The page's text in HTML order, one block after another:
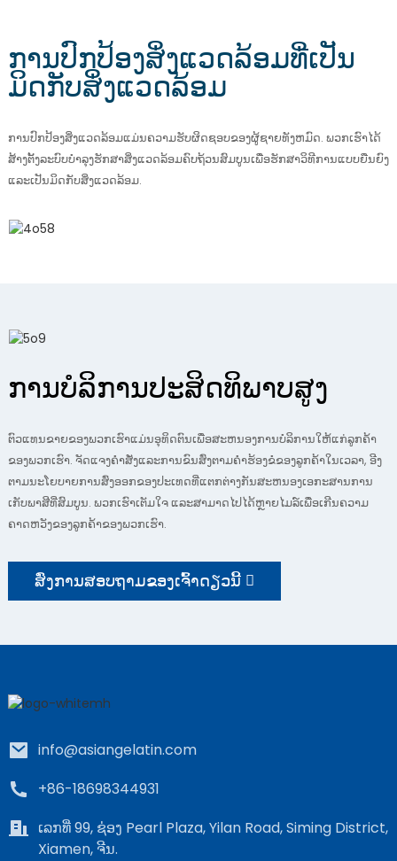
ການປົກປ້ອງສິ່ງແວດລ້ອມທີ່ເປັນ
ມິດກັບສິ່ງແວດລ້ອມ
ການປົກປ້ອງສິ່ງແວດລ້ອມແມ່ນຄວາມຮັບຜິດຊອບຂອງຜູ້ຊາຍທັງຫມົດ. ພວກ​ເຮົາ​ໄດ້​
ສ້າງ​ຕັ້ງ​ລະ​ບົບ​ບໍາ​ລຸງ​ຮັກ​ສາ​ສິ່ງ​ແວດ​ລ້ອມ​ຄົບ​ຖ້ວນ​ສົມ​ບູນ​ເພື່ອ​ຮັກ​ສາ​ວິ​ທີ​ການ​ແບບ​ຍືນ​ຍົງ​
ແລະ​ເປັນ​ມິດ​ກັບ​ສິ່ງ​ແວດ​ລ້ອມ.
ການບໍລິການປະສິດທິພາບສູງ
ຕົວແທນຂາຍຂອງພວກເຮົາແມ່ນອຸທິດຕົນເພື່ອສະຫນອງການບໍລິການໃຫ້ແກ່ລູກຄ້າ
ຂອງພວກເຮົາ. ຈັດແຈງຄໍາສັ່ງແລະການຂົນສົ່ງຕາມຄໍາຮ້ອງຂໍຂອງລູກຄ້າໃນເວລາ, ອີງ
ຕາມນະໂຍບາຍການສົ່ງອອກຂອງປະເທດທີ່ແຕກຕ່າງກັນສະຫນອງເອກະສານການ
ເກັບພາສີທີ່ສົມບູນ. ພວກເຮົາເຕັມໃຈ ແລະສາມາດໄປໄດ້ຫຼາຍໄມລ໌ເພື່ອເກີນຄວາມ
ຄາດຫວັງຂອງລູກຄ້າຂອງພວກເຮົາ.
ສົ່ງການສອບຖາມຂອງເຈົ້າດຽວນີ້
info@asiangelatin.com
+86-18698344931
ເລກທີ່ 99, ຊ່ອງ Pearl Plaza, Yilan Road, Siming District,
Xiamen, ຈີນ.